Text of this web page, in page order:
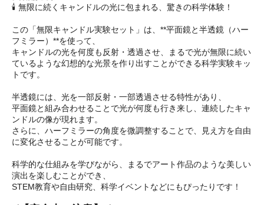
🕯️ 無限に続くキャンドルの光に包まれる、驚きの科学体験！
この「無限キャンドル実験セット」は、**平面鏡と半透鏡（ハー
フミラー）**を使って、
キャンドルの光を何度も反射・透過させ、まるで光が無限に続い
ているような幻想的な光景を作り出すことができる科学実験キッ
トです。
半透鏡には、光を一部反射・一部透過させる特性があり、
平面鏡と組み合わせることで光が何度も行き来し、連続したキャ
ンドルの像が現れます。
さらに、ハーフミラーの角度を微調整することで、見え方を自由
に変化させることが可能です。
科学的な仕組みを学びながら、まるでアート作品のような美しい
演出を楽しむことができ、
STEM教育や自由研究、科学イベントなどにもぴったりです！